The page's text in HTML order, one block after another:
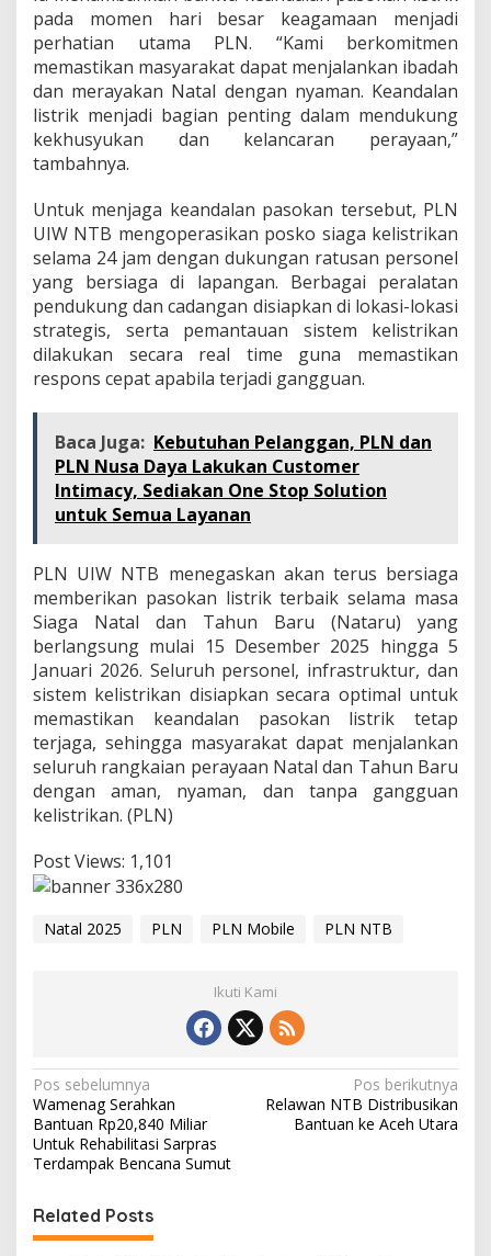
pada momen hari besar keagamaan menjadi
perhatian utama PLN. “Kami berkomitmen
memastikan masyarakat dapat menjalankan ibadah
dan merayakan Natal dengan nyaman. Keandalan
listrik menjadi bagian penting dalam mendukung
kekhusyukan dan kelancaran perayaan,”
tambahnya.
Untuk menjaga keandalan pasokan tersebut, PLN
UIW NTB mengoperasikan posko siaga kelistrikan
selama 24 jam dengan dukungan ratusan personel
yang bersiaga di lapangan. Berbagai peralatan
pendukung dan cadangan disiapkan di lokasi-lokasi
strategis, serta pemantauan sistem kelistrikan
dilakukan secara real time guna memastikan
respons cepat apabila terjadi gangguan.
Baca Juga: Kebutuhan Pelanggan, PLN dan
PLN Nusa Daya Lakukan Customer
Intimacy, Sediakan One Stop Solution
untuk Semua Layanan
PLN UIW NTB menegaskan akan terus bersiaga
memberikan pasokan listrik terbaik selama masa
Siaga Natal dan Tahun Baru (Nataru) yang
berlangsung mulai 15 Desember 2025 hingga 5
Januari 2026. Seluruh personel, infrastruktur, dan
sistem kelistrikan disiapkan secara optimal untuk
memastikan keandalan pasokan listrik tetap
terjaga, sehingga masyarakat dapat menjalankan
seluruh rangkaian perayaan Natal dan Tahun Baru
dengan aman, nyaman, dan tanpa gangguan
kelistrikan. (PLN)
Post Views: 1,101
Natal 2025 PLN PLN Mobile PLN NTB
Ikuti Kami
Navigasi
pos
Pos sebelumnya
Wamenag Serahkan
Bantuan Rp20,840 Miliar
Untuk Rehabilitasi Sarpras
Terdampak Bencana Sumut
Pos berikutnya
Relawan NTB Distribusikan
Bantuan ke Aceh Utara
Related Posts